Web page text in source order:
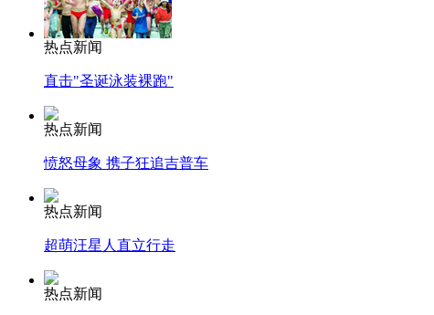
热点新闻
直击"圣诞泳装裸跑"
热点新闻
愤怒母象 携子狂追吉普车
热点新闻
超萌汪星人直立行走
热点新闻